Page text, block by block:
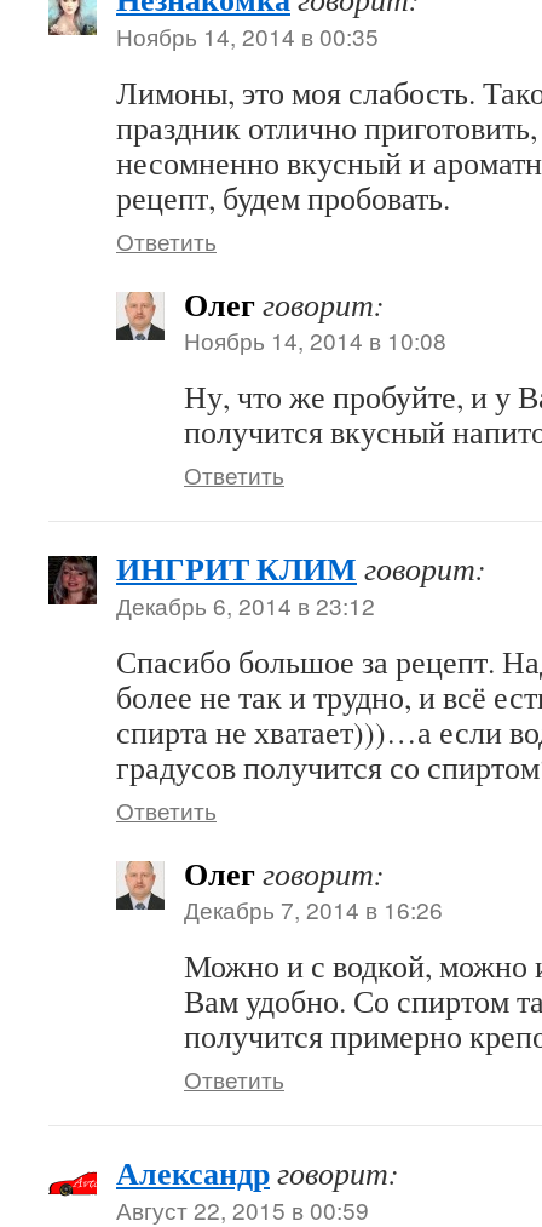
Ноябрь 14, 2014 в 00:35
Лимоны, это моя слабость.
праздник отлично
несомненно вкусный и
рецепт, будем пробовать.
Ответить
Олегговорит:
Ноябрь 14, 2014 в 10:08
Ну, что же пробуйте, и у
получится вкусный
Ответить
ИНГРИТ КЛИМ говорит:
Декабрь 6, 2014 в 23:12
Спасибо большое за рецепт.
более не так и трудно, и всё
спирта не хватает)))…а если
градусов получится со
Ответить
Олегговорит:
Декабрь 7, 2014 в 16:26
Можно и с водкой, можно
Вам удобно. Со спиртом
получится примерно
Ответить
Александрговорит:
Август 22, 2015 в 00:59